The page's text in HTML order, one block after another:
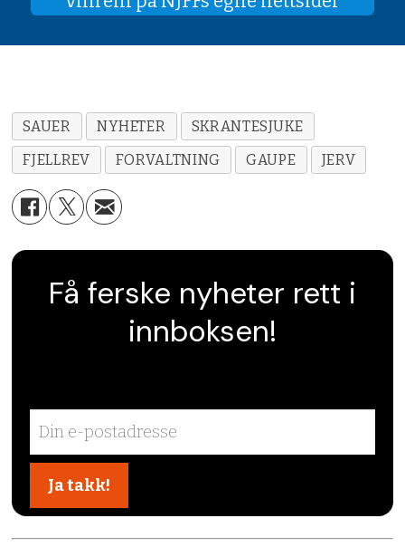
SAUER NYHETER
SKRANTESJUKE
FJELLREV
FORVALTNING GAUPE JERV
Få ferske nyheter rett i
innboksen!